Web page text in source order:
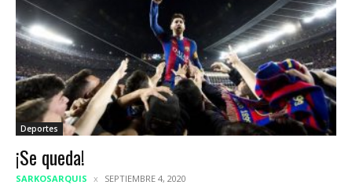
Deportes
¡Se queda!
SARKOSARQUIS SEPTIEMBRE 4, 2020